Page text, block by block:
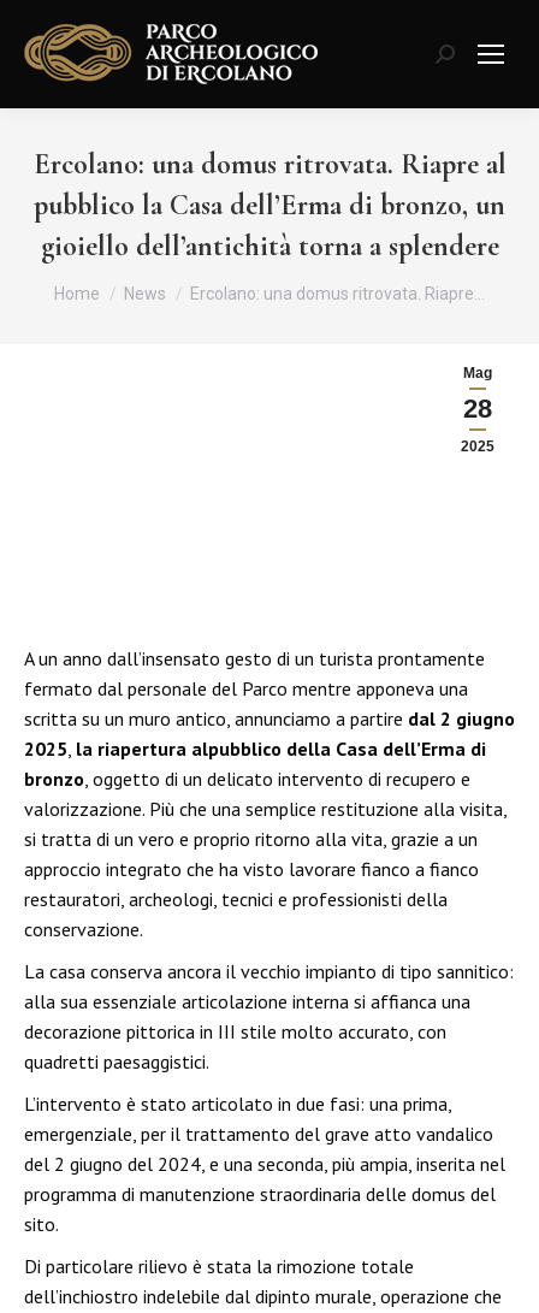
Cerca:
Ercolano: una domus ritrovata. Riapre al
pubblico la Casa dell’Erma di bronzo, un
gioiello dell’antichità torna a splendere
Tu sei qui:
Home News Ercolano: una domus ritrovata. Riapre…
Mag
28
2025
A un anno dall’insensato gesto di un turista prontamente
fermato dal personale del Parco mentre apponeva una
scritta su un muro antico, annunciamo a partire dal 2 giugno
2025, la riapertura alpubblico della Casa dell’Erma di
bronzo, oggetto di un delicato intervento di recupero e
valorizzazione. Più che una semplice restituzione alla visita,
si tratta di un vero e proprio ritorno alla vita, grazie a un
approccio integrato che ha visto lavorare fianco a fianco
restauratori, archeologi, tecnici e professionisti della
conservazione.
La casa conserva ancora il vecchio impianto di tipo sannitico:
alla sua essenziale articolazione interna si affianca una
decorazione pittorica in III stile molto accurato, con
quadretti paesaggistici.
L’intervento è stato articolato in due fasi: una prima,
emergenziale, per il trattamento del grave atto vandalico
del 2 giugno del 2024, e una seconda, più ampia, inserita nel
programma di manutenzione straordinaria delle domus del
sito.
Di particolare rilievo è stata la rimozione totale
dell’inchiostro indelebile dal dipinto murale, operazione che